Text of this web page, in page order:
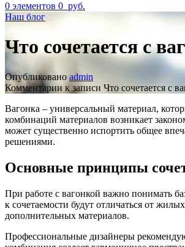
0 элементов 0 руб.
Наш блог
Что сочетается с
Опубликовано admin
Комментариик записи Что сочетается с
Вагонка – универсальный материал,
комбинаций материалов возникает
может существенно испортить общее
решениями.
Основные принципы
При работе с вагонкой важно понимать
к сочетаемости будут отличаться от
дополнительных материалов.
Профессиональные дизайнеры